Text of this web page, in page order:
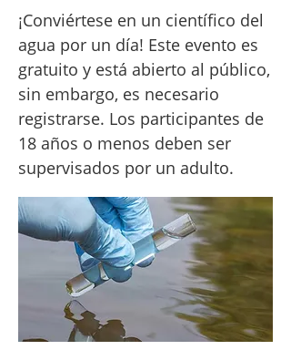
¡Conviértese en un científico del
agua por un día! Este evento es
gratuito y está abierto al público,
sin embargo, es necesario
registrarse. Los participantes de
18 años o menos deben ser
supervisados por un adulto.